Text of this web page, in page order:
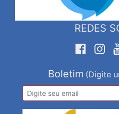
REDES
Boletim (Digite